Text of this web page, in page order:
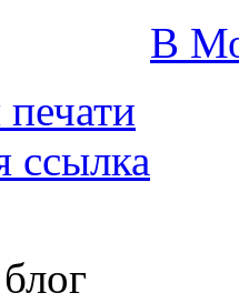
В
ссылка